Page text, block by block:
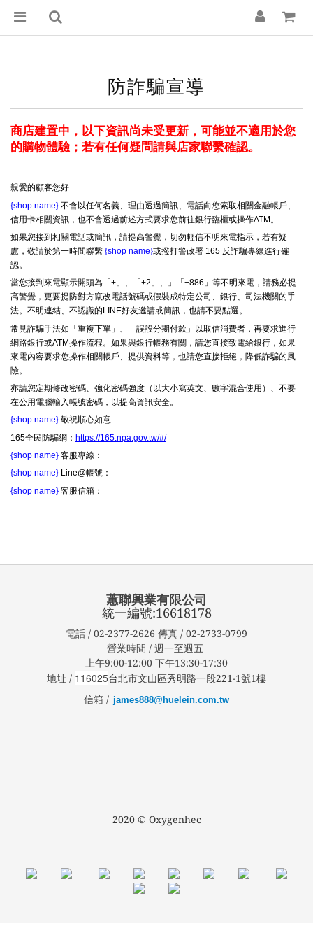
防詐騙宣導
商店建置中，以下資訊尚未受更新，可能並不適用於您
的購物體驗；若有任何疑問請與店家聯繫確認。
親愛的顧客您好
{shop name} 不會以任何名義、理由透過簡訊、電話向您索取相關金融帳戶、
信用卡相關資訊，也不會透過前述方式要求您前往銀行臨櫃或操作ATM。
如果您接到相關電話或簡訊，請提高警覺，切勿輕信不明來電指示，若有疑
慮，敬請於第一時間聯繫 {shop name}或撥打警政署 165 反詐騙專線進行確
認。
當您接到來電顯示開頭為「+」、「+2」、」「+886」等不明來電，請務必提
高警覺，更要提防對方竄改電話號碼或假裝成特定公司、銀行、司法機關的手
法。不明連結、不認識的LINE好友邀請或簡訊，也請不要點選。
常見詐騙手法如「重複下單」、「誤設分期付款」以取信消費者，再要求進行
網路銀行或ATM操作流程。如果與銀行帳務有關，請您直接致電給銀行，如果
來電內容要求您操作相關帳戶、提供資料等，也請您直接拒絕，降低詐騙的風
險。
亦請您定期修改密碼、強化密碼強度（以大小寫英文、數字混合使用）、不要
在公用電腦輸入帳號密碼，以提高資訊安全。
{shop name} 敬祝順心如意
165全民防騙網： https://165.npa.gov.tw/#/
{shop name} 客服專線：
{shop name} Line@帳號：
{shop name} 客服信箱：
蕙聯興業有限公司
統一編號:16618178
電話 / 02-2377-2626 傳真 / 02-2733-0799
營業時間 / 週一至週五
上午9:00-12:00 下午13:30-17:30
地址 / 116025台北市文山區秀明路一段221-1號1樓
信箱 / james888@huelein.com.tw
2020 © Oxygenhec